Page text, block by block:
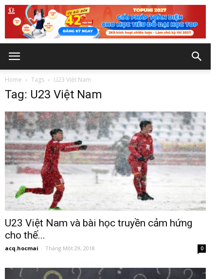
Home Tags U23 Việt Nam
Tag: U23 Việt Nam
U23 Việt Nam và bài học truyền cảm hứng
cho thế...
acq.hocmai - Tháng Một 29, 2018 0